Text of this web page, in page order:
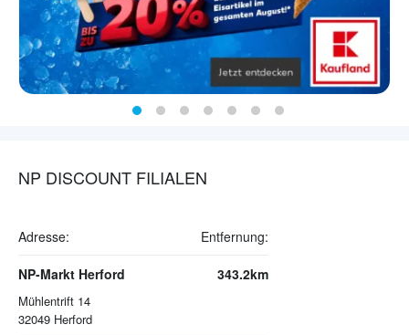
NP DISCOUNT FILIALEN
Adresse: Entfernung:
NP-Markt Herford
Mühlentrift 14
32049 Herford
343.2km